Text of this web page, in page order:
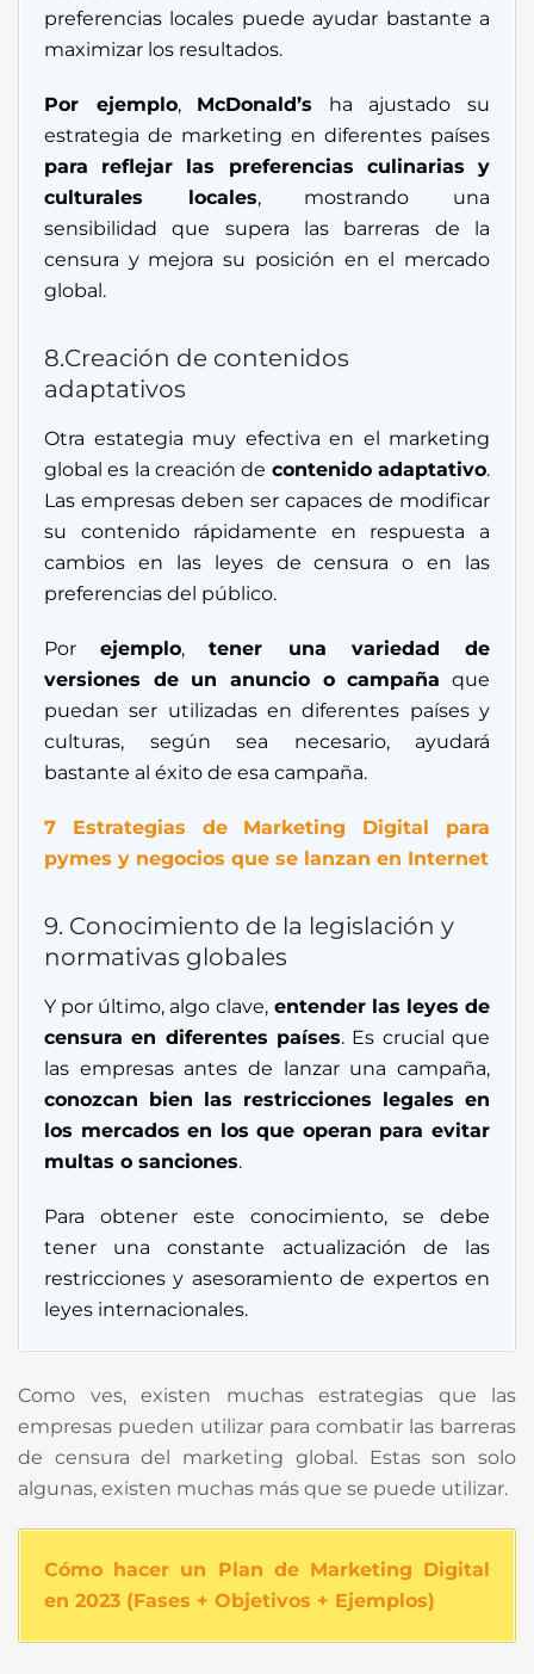
preferencias locales puede ayudar bastante a
maximizar los resultados.
Por ejemplo, McDonald’s ha ajustado su
estrategia de marketing en diferentes países
para reflejar las preferencias culinarias y
culturales locales, mostrando una
sensibilidad que supera las barreras de la
censura y mejora su posición en el mercado
global.
8.Creación de contenidos
adaptativos
Otra estategia muy efectiva en el marketing
global es la creación de contenido adaptativo.
Las empresas deben ser capaces de modificar
su contenido rápidamente en respuesta a
cambios en las leyes de censura o en las
preferencias del público.
Porejemplo,tener una variedad de
versiones de un anuncio o campaña que
puedan ser utilizadas en diferentes países y
culturas, según sea necesario, ayudará
bastante al éxito de esa campaña.
7 Estrategias de Marketing Digital para
pymes y negocios que se lanzan en Internet
9. Conocimiento de la legislación y
normativas globales
Y por último, algo clave,entender las leyes de
censura en diferentes países. Es crucial que
las empresas antes de lanzar una campaña,
conozcan bien las restricciones legales en
los mercados en los que operan para evitar
multas o sanciones.
Para obtener este conocimiento, se debe
tener una constante actualización de las
restricciones y asesoramiento de expertos en
leyes internacionales.
Como ves, existen muchas estrategias que las
empresas pueden utilizar para combatir las barreras
de censura del marketing global. Estas son solo
algunas, existen muchas más que se puede utilizar.
Cómo hacer un Plan de Marketing Digital
en 2023 (Fases + Objetivos + Ejemplos)